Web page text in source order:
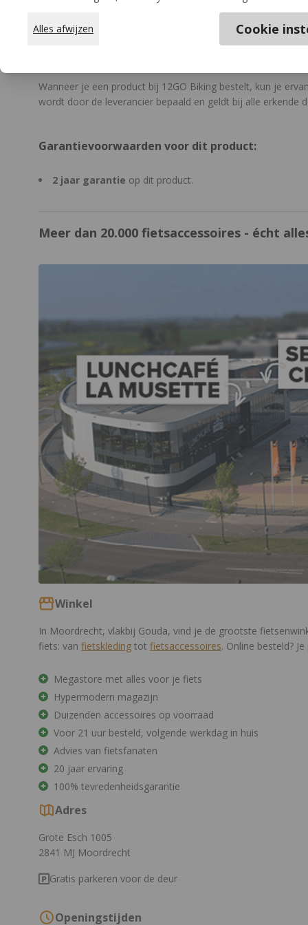
Cookie
Alles afwijzen
Wanneer je een product bij 12GO Biking bestelt, kun je
wordt door de leverancier bepaald en geldt bij alle erkende
Garantievoorwaarden voor dit product:
2 jaar garantie op dit product.
Meer dan 20.000 fietsaccessoires - écht
Winkel
In Moordrecht, vlakbij Gouda, vind je de grootste
fiets: van fietskleding tot fietsaccessoires. Online besteld?
Megastore met alles voor je fiets
Hypermodern magazijn
Duizenden accessoires op voorraad
Voor 21 uur besteld, volgende werkdag in huis
Advies van fietsfanaten
20 jaar ervaring
100% tevredenheidsgarantie
Adres
Grote Esch 1005
2841 MJ Moordrecht
Gratis parkeren voor de deur
Openingstijden